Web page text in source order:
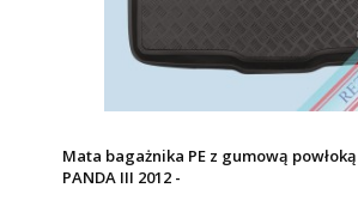
Mata bagażnika PE z gumową
PANDA III 2012 -